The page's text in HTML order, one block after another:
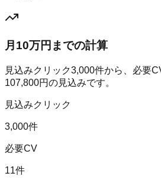
月10万円までの計算
見込みクリック3,000件から、必要
107,800円の見込みです。
見込みクリック
3,000件
必要CV
11件